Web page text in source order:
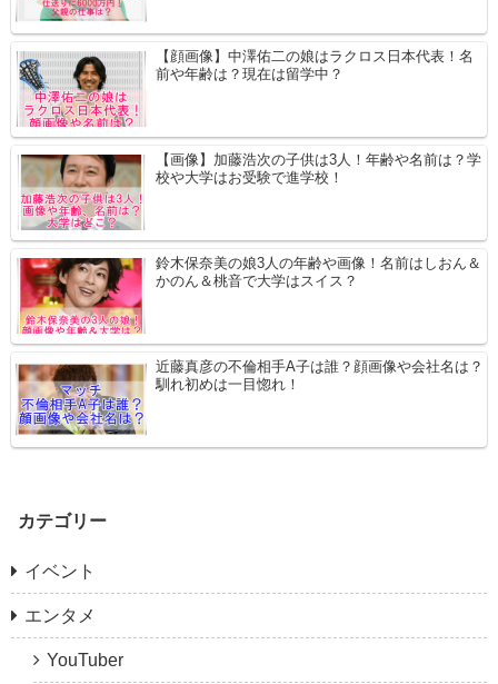
【顔画像】中澤佑二の娘はラクロス日本代表！名
前や年齢は？現在は留学中？
【画像】加藤浩次の子供は3人！年齢や名前は？学
校や大学はお受験で進学校！
鈴木保奈美の娘3人の年齢や画像！名前はしおん＆
かのん＆桃音で大学はスイス？
近藤真彦の不倫相手A子は誰？顔画像や会社名は？
馴れ初めは一目惚れ！
カテゴリー
イベント
エンタメ
YouTuber